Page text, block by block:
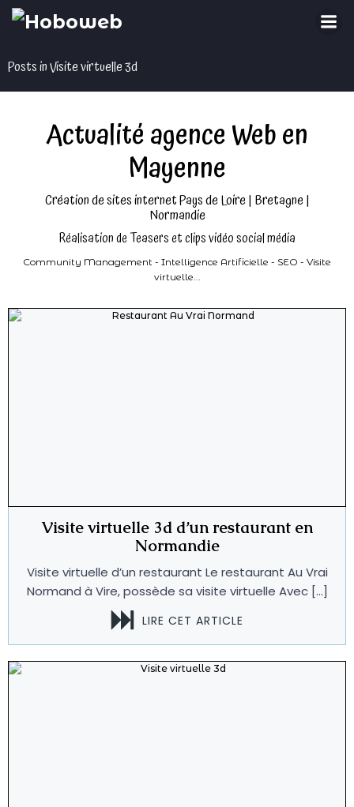
Posts in Visite virtuelle 3d
Actualité agence Web en
Mayenne
Création de sites internet Pays de Loire | Bretagne |
Normandie
Réalisation de Teasers et clips vidéo social média
Community Management - Intelligence Artificielle - SEO - Visite
virtuelle...
Visite virtuelle 3d d’un restaurant en
Normandie
Visite virtuelle d’un restaurant Le restaurant Au Vrai
Normand à Vire, possède sa visite virtuelle Avec […]
LIRE CET ARTICLE